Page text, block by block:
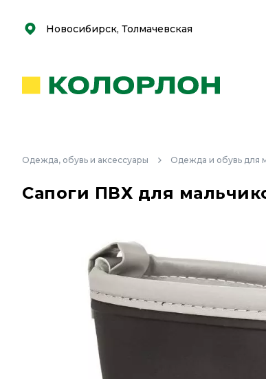
Скоро
Скоро
Новосибирск, Толмачевская
Одежда, обувь и аксессуары Одежда и обувь для
Сапоги ПВХ для